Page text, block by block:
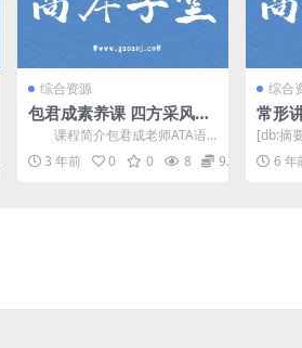
综合资源
包君成素养课 四方采风夏
芒班课程(含讲义)百度网盘
资源
课程简介包君成老师ATA语
文素养课，继四方采风B卷之
后，开课的 四方采风夏芒...
3 年前 0 0 8 9.9
综合
常形
围棋
度网
[db:摘
6 年